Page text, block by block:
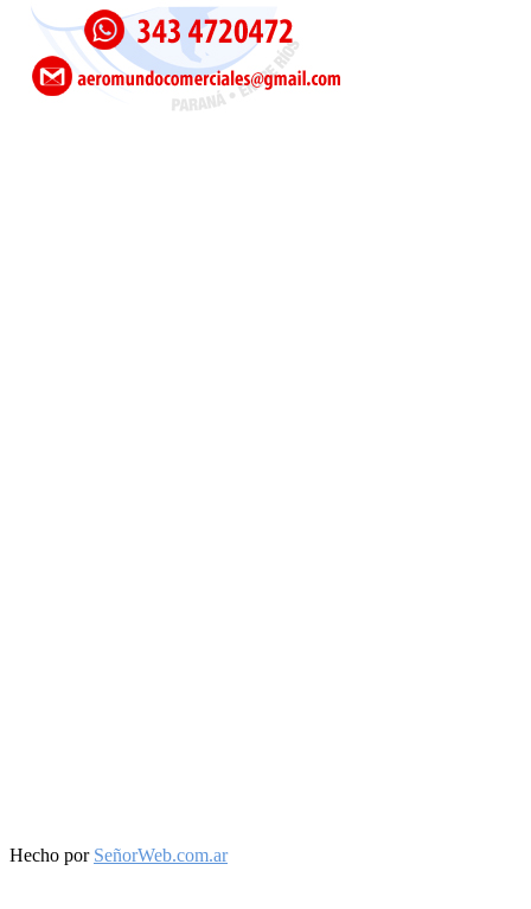
Facebook
Twitter
Instagram
Youtube
Hecho por SeñorWeb.com.ar